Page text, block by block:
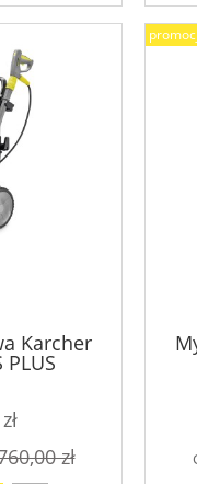
5L
Myjka
Cena
Karcher
zł